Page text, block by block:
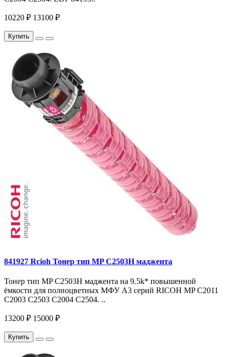
10220 ₽ 13100 ₽
Купить
841927 Rcioh Тонер тип MP C2503H маджента
Тонер тип MP C2503H маджента на 9.5k* повышенной
ёмкости для полноцветных МФУ A3 серий RICOH MP C2011
C2003 C2503 C2004 C2504. ..
13200 ₽ 15000 ₽
Купить